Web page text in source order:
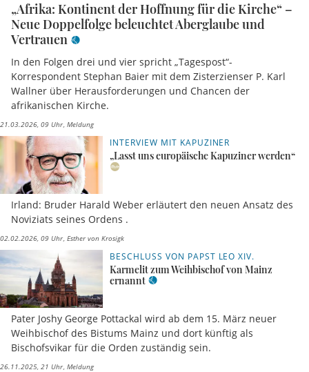
„Afrika: Kontinent der Hoffnung für die Kirche“ –
Neue Doppelfolge beleuchtet Aberglaube und
Vertrauen
In den Folgen drei und vier spricht „Tagespost“-
Korrespondent Stephan Baier mit dem Zisterzienser P. Karl
Wallner über Herausforderungen und Chancen der
afrikanischen Kirche.
21.03.2026, 09 Uhr Meldung
INTERVIEW MIT KAPUZINER
„Lasst uns europäische Kapuziner werden“
Irland: Bruder Harald Weber erläutert den neuen Ansatz des
Noviziats seines Ordens .
02.02.2026, 09 Uhr Esther von Krosigk
BESCHLUSS VON PAPST LEO XIV.
Karmelit zum Weihbischof von Mainz
ernannt
Pater Joshy George Pottackal wird ab dem 15. März neuer
Weihbischof des Bistums Mainz und dort künftig als
Bischofsvikar für die Orden zuständig sein.
26.11.2025, 21 Uhr Meldung